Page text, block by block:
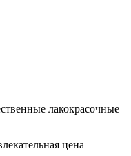
лакокрасочные
цена